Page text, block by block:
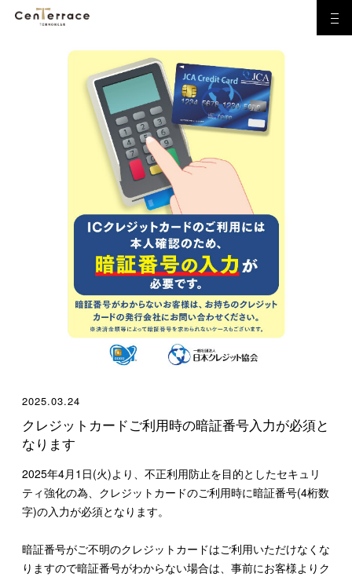
2025.03.24
クレジットカードご利用時の暗証番号入力が必須と
なります
2025年4月1日(火)より、不正利用防止を目的としたセキュリ
ティ強化の為、クレジットカードのご利用時に暗証番号(4桁数
字)の入力が必須となります。
暗証番号がご不明のクレジットカードはご利用いただけなくな
りますので暗証番号がわからない場合は、事前にお客様よりク